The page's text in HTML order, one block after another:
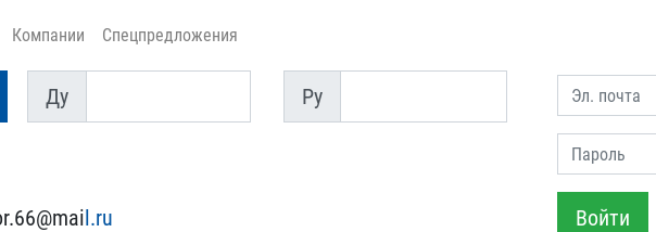
Компании Спецпредложения
Ду
Ду
Py
Py
l.ru
Эл. почта
Пароль
Войти